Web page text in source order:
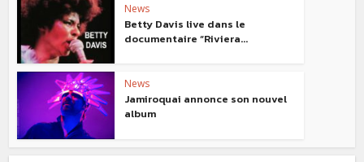
News
Betty Davis live dans le
documentaire “Riviera...
News
Jamiroquai annonce son nouvel
album